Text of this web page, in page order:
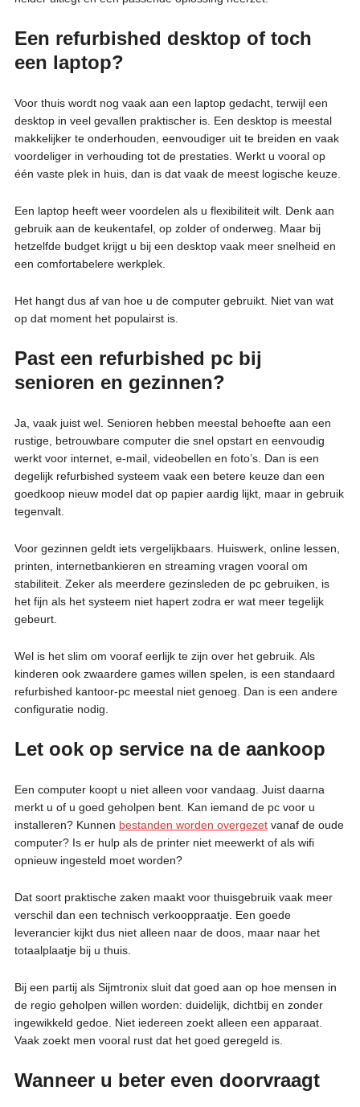
Een refurbished desktop of toch
een laptop?
Voor thuis wordt nog vaak aan een laptop gedacht, terwijl een
desktop in veel gevallen praktischer is. Een desktop is meestal
makkelijker te onderhouden, eenvoudiger uit te breiden en vaak
voordeliger in verhouding tot de prestaties. Werkt u vooral op
één vaste plek in huis, dan is dat vaak de meest logische keuze.
Een laptop heeft weer voordelen als u flexibiliteit wilt. Denk aan
gebruik aan de keukentafel, op zolder of onderweg. Maar bij
hetzelfde budget krijgt u bij een desktop vaak meer snelheid en
een comfortabelere werkplek.
Het hangt dus af van hoe u de computer gebruikt. Niet van wat
op dat moment het populairst is.
Past een refurbished pc bij
senioren en gezinnen?
Ja, vaak juist wel. Senioren hebben meestal behoefte aan een
rustige, betrouwbare computer die snel opstart en eenvoudig
werkt voor internet, e-mail, videobellen en foto’s. Dan is een
degelijk refurbished systeem vaak een betere keuze dan een
goedkoop nieuw model dat op papier aardig lijkt, maar in gebruik
tegenvalt.
Voor gezinnen geldt iets vergelijkbaars. Huiswerk, online lessen,
printen, internetbankieren en streaming vragen vooral om
stabiliteit. Zeker als meerdere gezinsleden de pc gebruiken, is
het fijn als het systeem niet hapert zodra er wat meer tegelijk
gebeurt.
Wel is het slim om vooraf eerlijk te zijn over het gebruik. Als
kinderen ook zwaardere games willen spelen, is een standaard
refurbished kantoor-pc meestal niet genoeg. Dan is een andere
configuratie nodig.
Let ook op service na de aankoop
Een computer koopt u niet alleen voor vandaag. Juist daarna
merkt u of u goed geholpen bent. Kan iemand de pc voor u
installeren? Kunnen bestanden worden overgezetvanaf de oude
computer? Is er hulp als de printer niet meewerkt of als wifi
opnieuw ingesteld moet worden?
Dat soort praktische zaken maakt voor thuisgebruik vaak meer
verschil dan een technisch verkooppraatje. Een goede
leverancier kijkt dus niet alleen naar de doos, maar naar het
totaalplaatje bij u thuis.
Bij een partij als Sijmtronix sluit dat goed aan op hoe mensen in
de regio geholpen willen worden: duidelijk, dichtbij en zonder
ingewikkeld gedoe. Niet iedereen zoekt alleen een apparaat.
Vaak zoekt men vooral rust dat het goed geregeld is.
Wanneer u beter even doorvraagt